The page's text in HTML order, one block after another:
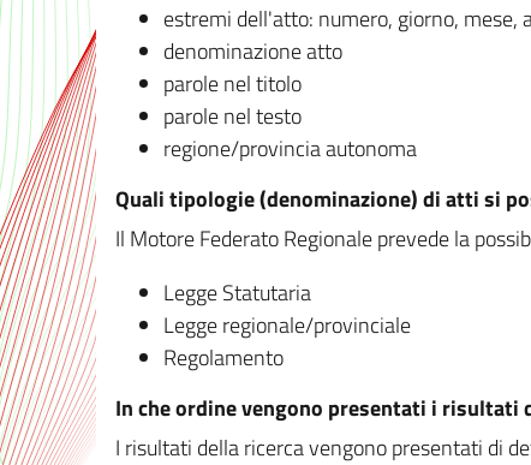
estremi dell'atto: numero, giorno, mese,
denominazione atto
parole nel titolo
parole nel testo
regione/provincia autonoma
Quali tipologie (denominazione) di atti si
Il Motore Federato Regionale prevede la
Legge Statutaria
Legge regionale/provinciale
Regolamento
In che ordine vengono presentati i risultati
I risultati della ricerca vengono presentati di